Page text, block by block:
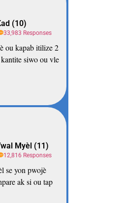
(10)
33,983 Responses
ou kapab itilize 2
siwo ou vle
Myèl (11)
12,816 Responses
se yon pwojè
ak si ou tap